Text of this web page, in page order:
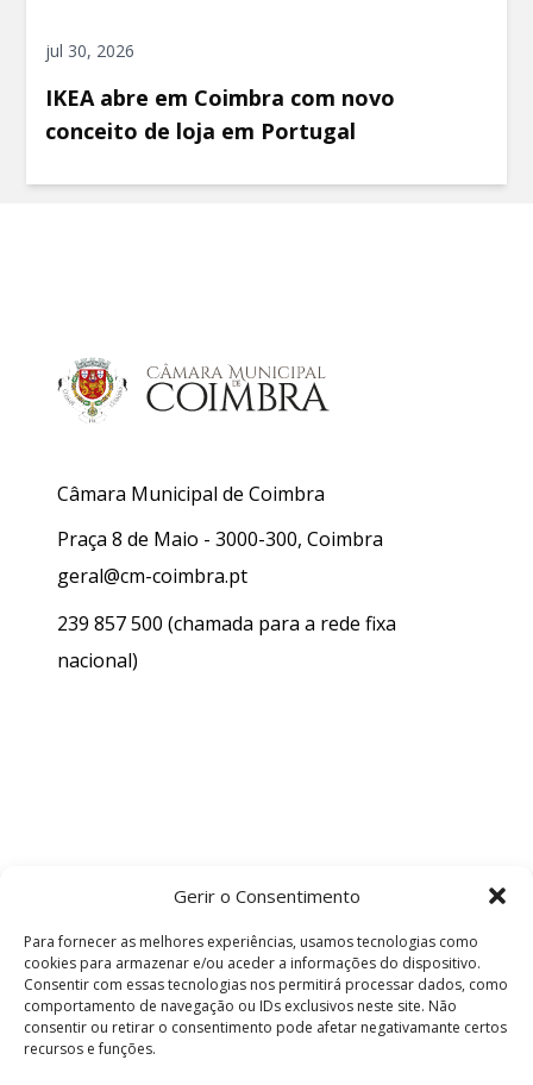
Gerir o Consentimento
Para fornecer as melhores experiências, usamos tecnologias como
cookies para armazenar e/ou aceder a informações do dispositivo.
Consentir com essas tecnologias nos permitirá processar dados, como
comportamento de navegação ou IDs exclusivos neste site. Não
consentir ou retirar o consentimento pode afetar negativamante certos
recursos e funções.
jul 30, 2026
IKEA abre em Coimbra com novo
conceito de loja em Portugal
Câmara Municipal de Coimbra
Praça 8 de Maio - 3000-300, Coimbra
geral@cm-coimbra.pt
239 857 500 (chamada para a rede fixa
nacional)